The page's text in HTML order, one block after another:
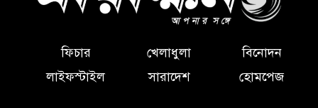
ভারতে ইউপিআই লেনদেন থাকবে
বিনা খরচে, সীমিত ব্যবসায়িক
পেমেন্টে বসতে পারে নামমাত্র ফি
ফিচার খেলাধুলা
বিনোদন
লাইফস্টাইল
সারাদেশ হোমপেজ